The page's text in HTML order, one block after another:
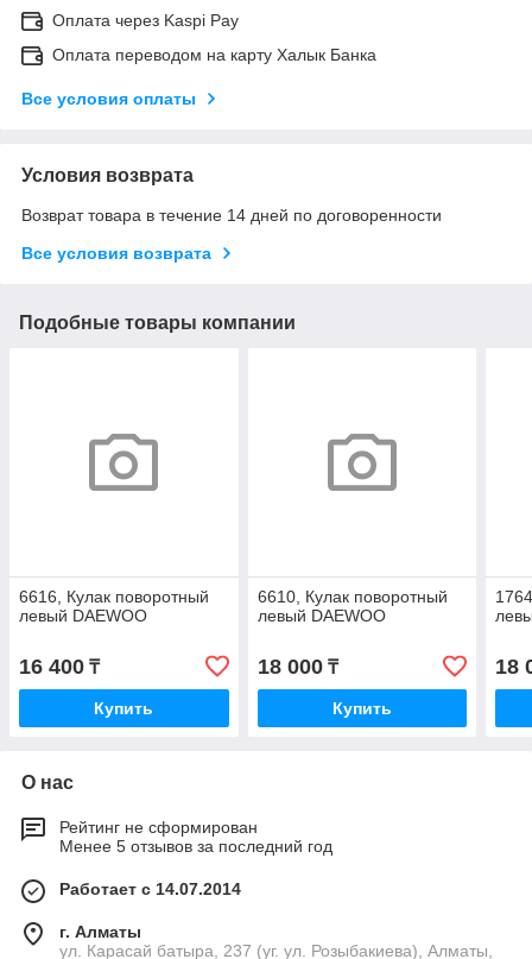
Оплата через Kaspi Pay
Оплата переводом на карту Халык Банка
Все условия оплаты
Условия возврата
Возврат товара в течение 14 дней по договоренности
Все условия возврата
Подобные товары компании
6616, Кулак поворотный
левый DAEWOO
16 400 ₸
Купить
6610, Кулак поворотный
левый DAEWOO
18 000₸
Купить
18
О нас
Рейтинг не сформирован
Менее 5 отзывов за последний год
Работает с 14.07.2014
г. Алматы
ул. Карасай батыра, 237 (уг. ул. Розыбакиева), Алматы,